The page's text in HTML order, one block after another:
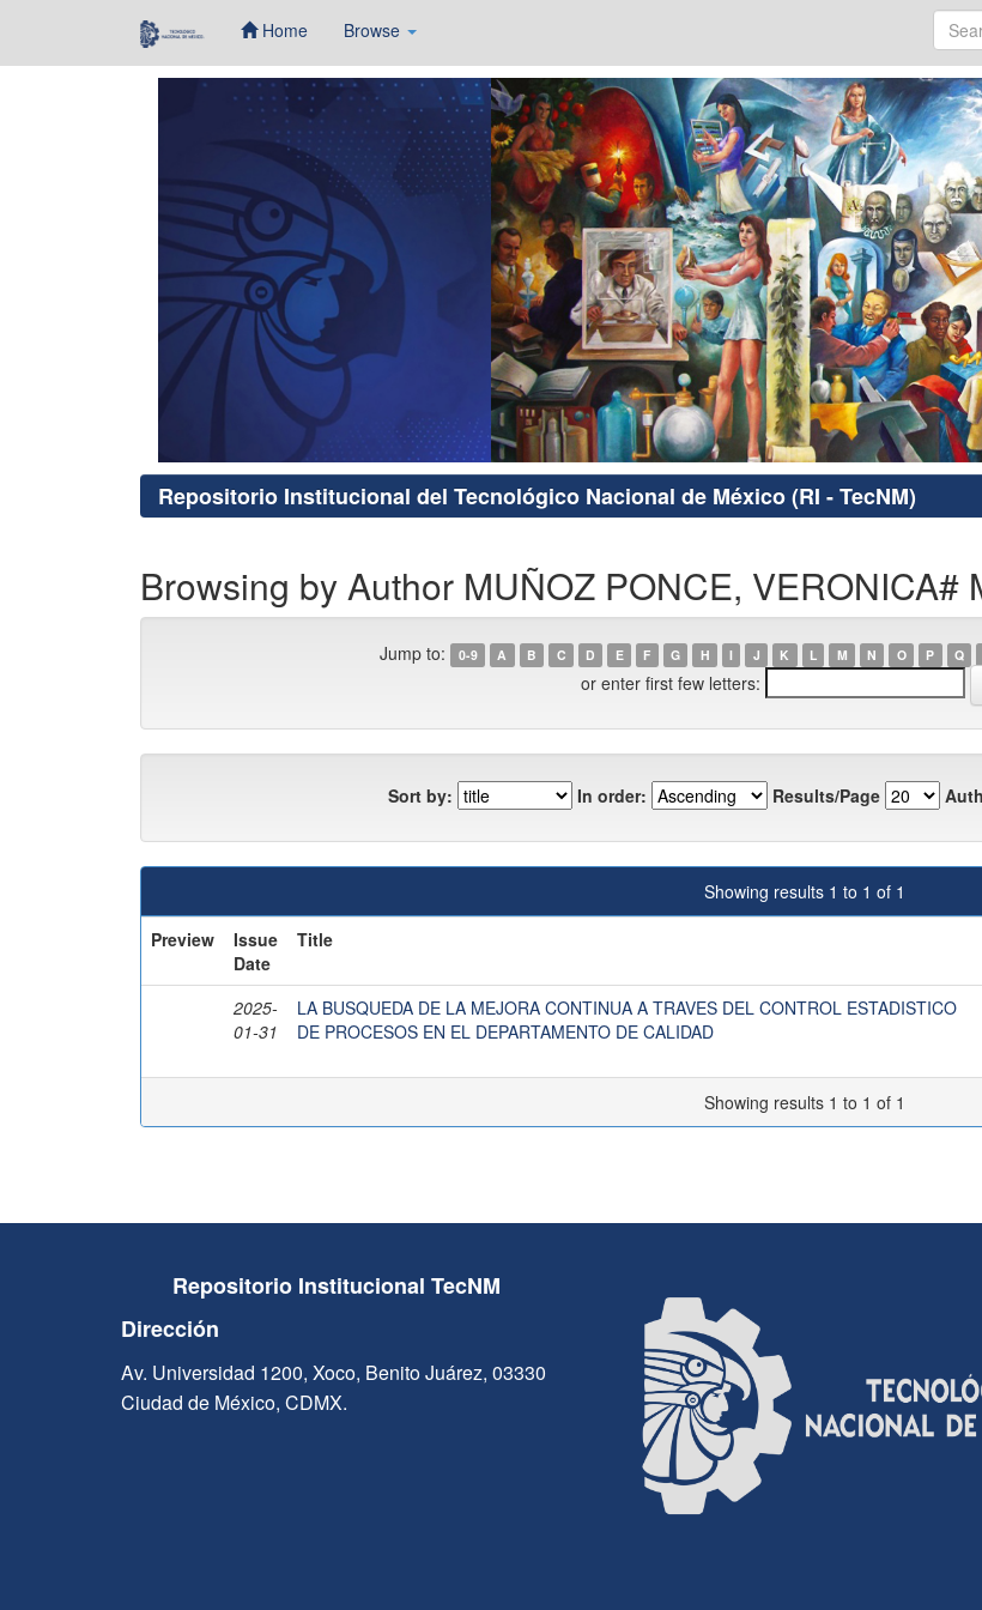
Home Browse
Repositorio Institucional del Tecnológico Nacional de México (RI - TecNM)
Browsing by Author MUÑOZ PONCE, VERONICA#
Jump to: 0-9 A B C D E F G H I J K L M N O P Q
or enter first few letters:
Sort by: In order: Results/Page
Showing results 1 to 1 of 1
Preview
Issue
Date
Title
2025-
01-31
LA BUSQUEDA DE LA MEJORA CONTINUA A TRAVES DEL CONTROL ESTADISTICO
DE PROCESOS EN EL DEPARTAMENTO DE CALIDAD
Showing results 1 to 1 of 1
Repositorio Institucional TecNM
Dirección
Av. Universidad 1200, Xoco, Benito Juárez, 03330
Ciudad de México, CDMX.